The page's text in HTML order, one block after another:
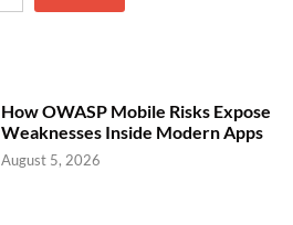
How OWASP Mobile Risks Expose
Weaknesses Inside Modern Apps
August 5, 2026